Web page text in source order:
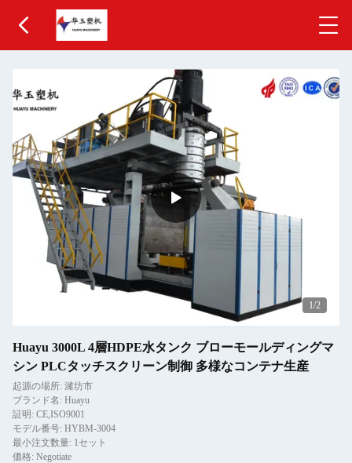
1/2
Huayu 3000L 4層HDPE水タンク ブローモールディングマ
シン PLCタッチスクリーン制御 多様なコンテナ生産
起源の場所: 濰坊市
ブランド名: Huayu
証明: CE,ISO9001
モデル番号: HYBM-3004
最小注文数量: 1セット
価格: Negotiate